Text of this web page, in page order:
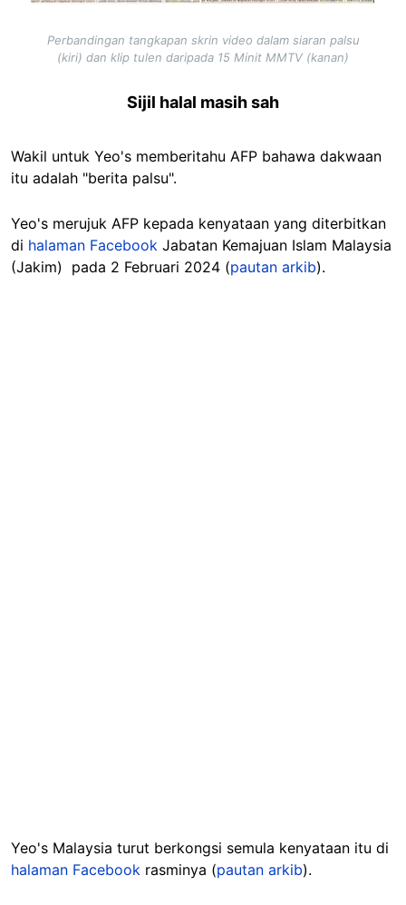
Perbandingan tangkapan skrin video dalam siaran palsu
(kiri) dan klip tulen daripada 15 Minit MMTV (kanan)
Sijil halal masih sah
Wakil untuk Yeo's memberitahu AFP bahawa dakwaan
itu adalah "berita palsu".
Yeo's merujuk AFP kepada kenyataan yang diterbitkan
di halaman Facebook Jabatan Kemajuan Islam Malaysia
(Jakim) pada 2 Februari 2024 (pautan arkib).
Yeo's Malaysia turut berkongsi semula kenyataan itu di
halaman Facebook rasminya (pautan arkib).